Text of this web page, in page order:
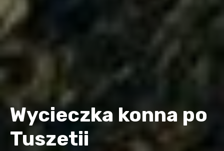
Wycieczka konna po
Tuszetii